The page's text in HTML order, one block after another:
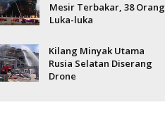
Mesir Terbakar, 38 Orang
Luka-luka
Kilang Minyak Utama
Rusia Selatan Diserang
Drone